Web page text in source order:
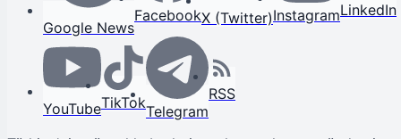
Google News
FacebookX (Twitter)InstagramLinkedIn
YouTubeTikTokTelegram
RSS